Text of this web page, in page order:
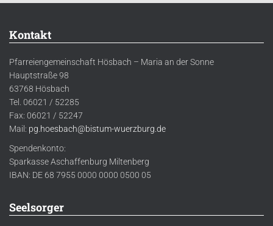
Kontakt
Pfarreiengemeinschaft Hösbach – Maria an der Sonne
Hauptstraße 98
63768 Hösbach
Tel. 06021 / 52285
Fax: 06021 / 52247
Mail: pg.hoesbach@bistum-wuerzburg.de
Spendenkonto:
Sparkasse Aschaffenburg Miltenberg
IBAN: DE 68 7955 0000 0000 0500 05
Seelsorger